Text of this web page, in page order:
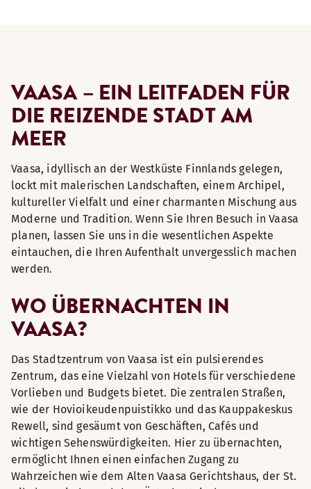
VAASA – EIN LEITFADEN FÜR
DIE REIZENDE STADT AM
MEER
Vaasa, idyllisch an der Westküste Finnlands gelegen,
lockt mit malerischen Landschaften, einem Archipel,
kultureller Vielfalt und einer charmanten Mischung aus
Moderne und Tradition. Wenn Sie Ihren Besuch in Vaasa
planen, lassen Sie uns in die wesentlichen Aspekte
eintauchen, die Ihren Aufenthalt unvergesslich machen
werden.
WO ÜBERNACHTEN IN
VAASA?
Das Stadtzentrum von Vaasa ist ein pulsierendes
Zentrum, das eine Vielzahl von Hotels für verschiedene
Vorlieben und Budgets bietet. Die zentralen Straßen,
wie der Hovioikeudenpuistikko und das Kauppakeskus
Rewell, sind gesäumt von Geschäften, Cafés und
wichtigen Sehenswürdigkeiten. Hier zu übernachten,
ermöglicht Ihnen einen einfachen Zugang zu
Wahrzeichen wie dem Alten Vaasa Gerichtshaus, der St.